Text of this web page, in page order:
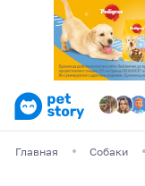
Главная Собаки